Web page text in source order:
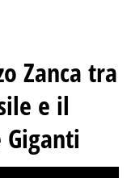
Zanca tra
e il